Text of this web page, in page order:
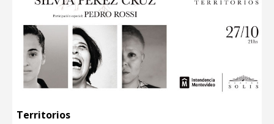
Territorios